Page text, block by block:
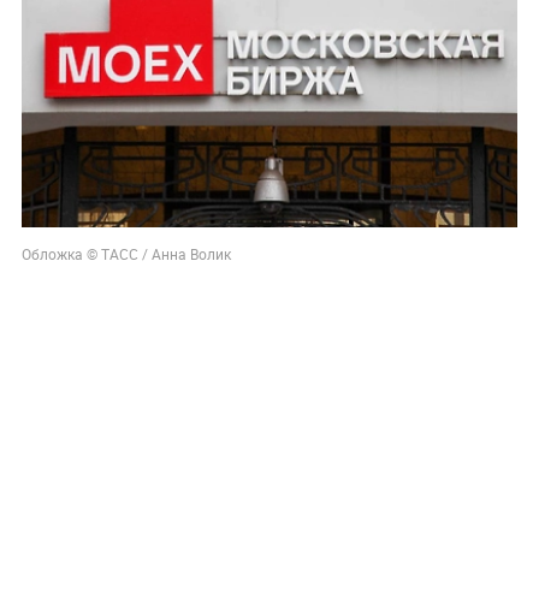
Обложка © ТАСС / Анна Волик